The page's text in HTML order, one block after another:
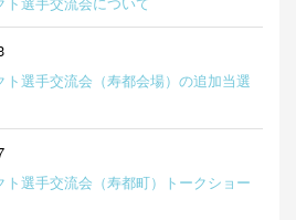
選手交流会（寿都会場）の追加当選
選手交流会（寿都町）トークショー